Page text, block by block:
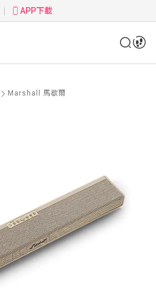
APP下載
Marshall 馬歇爾